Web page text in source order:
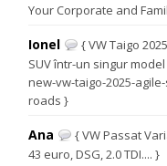
Your Corporate and
Ionel
{ VW Taigo
SUV într-un singur
new-vw-taigo-2025-
roads }
Ana
{ VW Passat
43 euro, DSG, 2.0 TDI.... }